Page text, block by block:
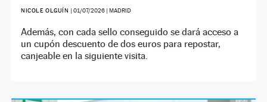
NICOLE OLGUÍN | 01/07/2026| MADRID
Además, con cada sello conseguido se dará acceso a
un cupón descuento de dos euros para repostar,
canjeable en la siguiente visita.